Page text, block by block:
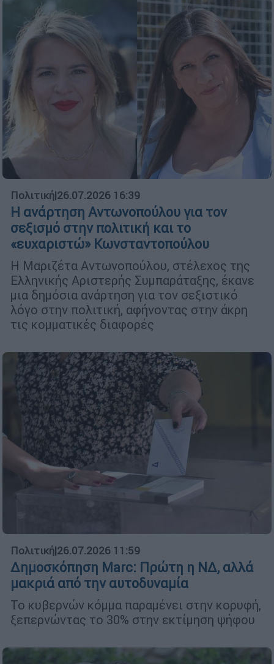
Πολιτική|26.07.2026 16:39
Η ανάρτηση Αντωνοπούλου για τον
σεξισμό στην πολιτική και το
«ευχαριστώ» Κωνσταντοπούλου
Η Μαριζέτα Αντωνοπούλου, στέλεχος της
Ελληνικής Αριστερής Συμπαράταξης, έκανε
μια δημόσια ανάρτηση για τον σεξιστικό
λόγο στην πολιτική, αφήνοντας στην άκρη
τις κομματικές διαφορές
Πολιτική|26.07.2026 11:59
Δημοσκόπηση Marc: Πρώτη η ΝΔ, αλλά
μακριά από την αυτοδυναμία
Το κυβερνών κόμμα παραμένει στην κορυφή,
ξεπερνώντας το 30% στην εκτίμηση ψήφου